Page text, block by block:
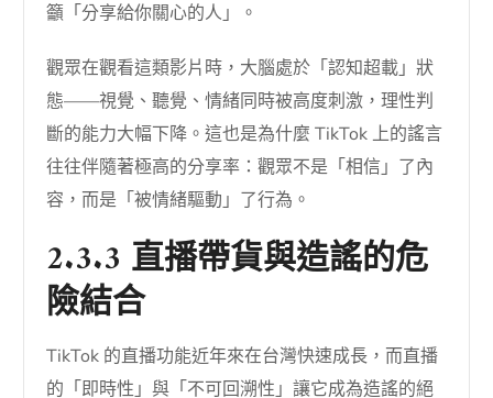
籲「分享給你關心的人」。
觀眾在觀看這類影片時，大腦處於「認知超載」狀
態——視覺、聽覺、情緒同時被高度刺激，理性判
斷的能力大幅下降。這也是為什麼 TikTok 上的謠言
往往伴隨著極高的分享率：觀眾不是「相信」了內
容，而是「被情緒驅動」了行為。
2.3.3 直播帶貨與造謠的危
險結合
TikTok 的直播功能近年來在台灣快速成長，而直播
的「即時性」與「不可回溯性」讓它成為造謠的絕